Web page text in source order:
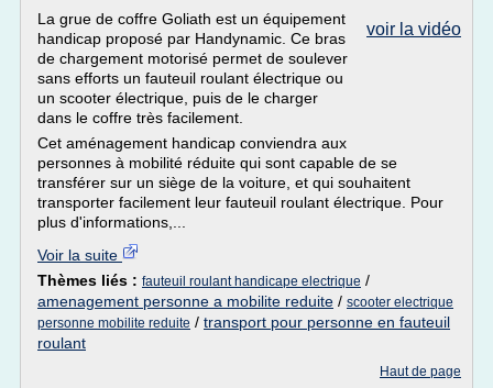
voir la vidéo
La grue de coffre Goliath est un équipement
handicap proposé par Handynamic. Ce bras
de chargement motorisé permet de soulever
sans efforts un fauteuil roulant électrique ou
un scooter électrique, puis de le charger
dans le coffre très facilement.
Cet aménagement handicap conviendra aux
personnes à mobilité réduite qui sont capable de se
transférer sur un siège de la voiture, et qui souhaitent
transporter facilement leur fauteuil roulant électrique. Pour
plus d'informations,...
Voir la suite
Thèmes liés : fauteuil roulant handicape electrique /
amenagement personne a mobilite reduite / scooter electrique
personne mobilite reduite / transport pour personne en fauteuil
roulant
Haut de page